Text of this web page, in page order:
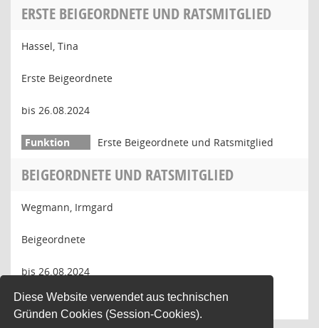
Diese Website verwendet aus technischen
Gründen Cookies (Session-Cookies).
ERSTE BEIGEORDNETE UND RATSMITGLIED
Hassel, Tina
Erste Beigeordnete
bis 26.08.2024
Erste Beigeordnete und Ratsmitglied
BEIGEORDNETE UND RATSMITGLIED
Wegmann, Irmgard
Beigeordnete
bis 26.08.2024
Beigeordnete und Ratsmitglied